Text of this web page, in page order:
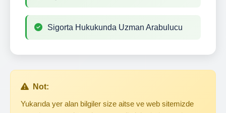
Sigorta Hukukunda Uzman Arabulucu
Not:
Yukarıda yer alan bilgiler size aitse ve web sitemizde